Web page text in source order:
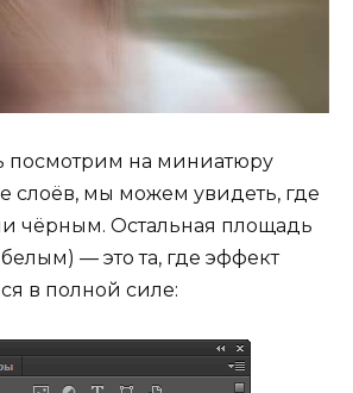
посмотрим на миниатюру
слоёв, мы можем увидеть, где
чёрным. Остальная площадь
— это та, где эффект
в полной силе: